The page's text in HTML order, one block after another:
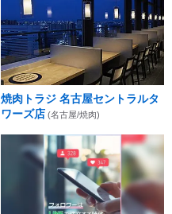
焼肉トラジ 名古屋セントラルタ
ワーズ店 (名古屋/焼肉)